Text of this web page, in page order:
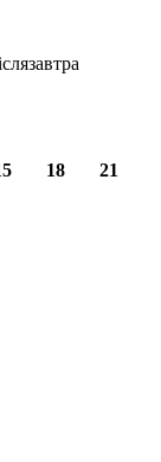
18 21